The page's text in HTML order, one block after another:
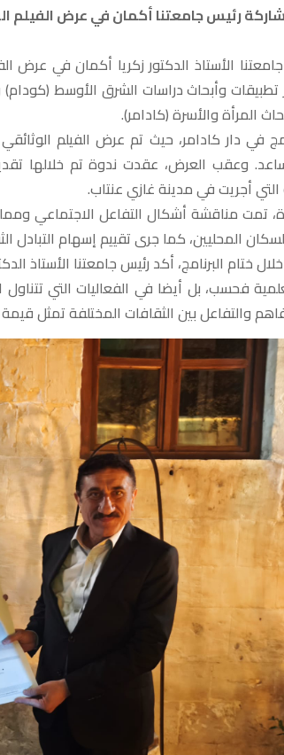
رئيس جامعتنا أكمان في عرض الفيلم
الأستاذ الدكتور زكريا أكمان في عرض
وأبحاث دراسات الشرق الأوسط
المرأة والأسرة (كادامر).
في دار كادامر، حيث تم عرض الفيلم
وعقب العرض، عقدت ندوة تم خلالها
التي أجريت في مدينة غازي عنتاب.
تمت مناقشة أشكال التفاعل الاجتماعي
المحليين، كما جرى تقييم إسهام التبادل
ختام البرنامج، أكد رئيس جامعتنا الأستاذ
فحسب، بل أيضا في الفعاليات التي
والتفاعل بين الثقافات المختلفة تمثل